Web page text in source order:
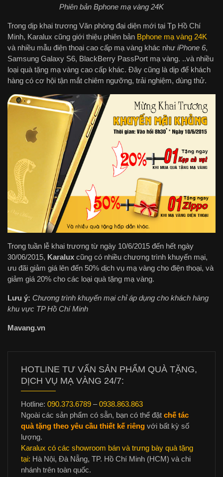
Phiên bản Bphone mạ vàng 24K
Trong dịp khai trương Văn phòng đại diện mới tại Tp Hồ Chí
Minh, Karalux cũng giới thiệu phiên bản Bphone mạ vàng 24K
và nhiều mẫu điện thoại cao cấp mạ vàng khác như iPhone 6,
Samsung Galaxy S6, BlackBerry PassPort mạ vàng. ..và nhiều
loại quà tặng mạ vàng cao cấp khác. Đây cũng là dịp để khách
hàng có cơ hội tận mắt chiêm ngưỡng, trải nghiệm, dùng thử.
Trong tuần lễ khai trương từ ngày 10/6/2015 đến hết ngày
30/06/2015, Karalux cũng có nhiều chương trình khuyến mại,
ưu đãi giảm giá lên đến 50% dịch vụ mạ vàng cho điện thoại, và
giảm giá 20% cho các loại quà tặng mạ vàng.
Lưu ý: Chương trình khuyến mại chỉ áp dụng cho khách hàng
khu vực TP Hồ Chí Minh
Mavang.vn
HOTLINE TƯ VẤN SẢN PHẨM QUÀ TẶNG,
DỊCH VỤ MẠ VÀNG 24/7:
Hotline: 090.373.6789 –0938.863.863
Ngoài các sản phẩm có sẵn, bạn có thể đặt chế tác
quà tặng theo yêu cầu thiết kế riêng với bất kỳ số
lượng.
Karalux có các showroom bán và trưng bày quà tặng
tại: Hà Nội, Đà Nẵng, TP. Hồ Chí Minh (HCM) và chi
nhánh trên toàn quốc.